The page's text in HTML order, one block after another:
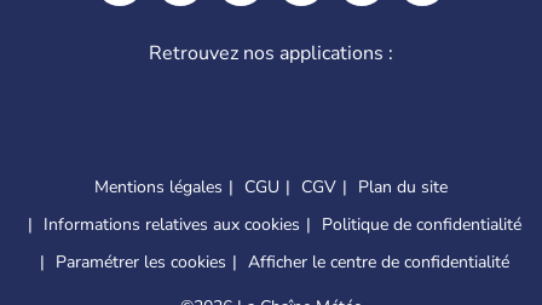
Retrouvez nos applications :
Mentions légales CGU CGV
Plan du site
Informations relatives aux cookies
Politique de confidentialité
Paramétrer les cookies
Afficher le centre de confidentialité